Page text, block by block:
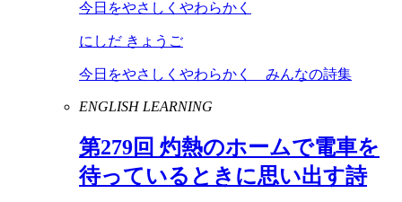
今日をやさしくやわらかく
にしだ きょうご
今日をやさしくやわらかく みんなの詩集
ENGLISH LEARNING
第279回 灼熱のホームで電車を
待っているときに思い出す詩